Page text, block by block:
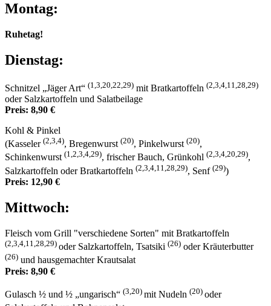
Montag:
Ruhetag!
Dienstag:
Schnitzel „Jäger Art“ (1,3,20,22,29) mit Bratkartoffeln (2,3,4,11,28,29)
oder Salzkartoffeln und Salatbeilage
Preis: 8,90 €
Kohl & Pinkel
(Kasseler (2,3,4), Bregenwurst (20), Pinkelwurst (20),
Schinkenwurst (1,2,3,4,29), frischer Bauch, Grünkohl (2,3,4,20,29),
Salzkartoffeln oder Bratkartoffeln (2,3,4,11,28,29), Senf (29))
Preis: 12,90 €
Mittwoch:
Fleisch vom Grill "verschiedene Sorten" mit Bratkartoffeln
(2,3,4,11,28,29) oder Salzkartoffeln, Tsatsiki (26) oder Kräuterbutter
(26) und hausgemachter Krautsalat
Preis: 8,90 €
Gulasch ½ und ½ „ungarisch“ (3,20) mit Nudeln (20) oder